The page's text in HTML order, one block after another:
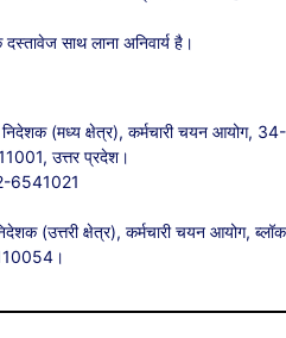
साथ लाना अनिवार्य है।
निदेशक (मध्य क्षेत्र), कर्मचारी चयन आयोग, 34-
उत्तर प्रदेश।
6541021
(उत्तरी क्षेत्र), कर्मचारी चयन आयोग, ब्लॉक